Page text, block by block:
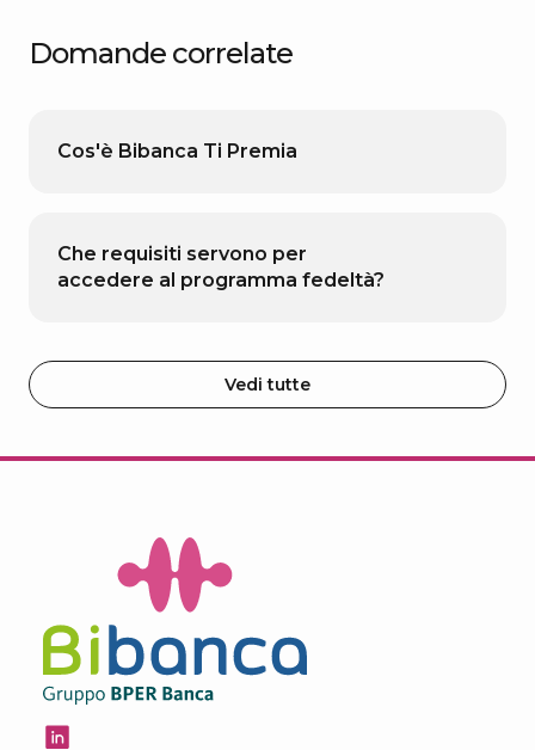
Domande correlate
Cos'è Bibanca Ti Premia
Che requisiti servono per
accedere al programma fedeltà?
Vedi tutte